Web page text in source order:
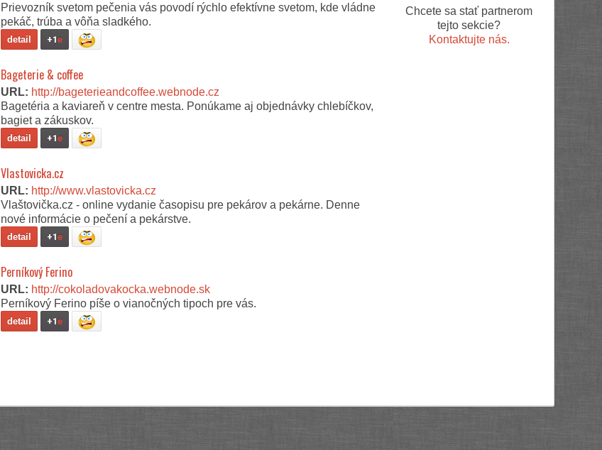
Prievozník svetom pečenia vás povodí rýchlo efektívne svetom, kde vládne
pekáč, trúba a vôňa sladkého.
detail +1e
Bageterie & coffee
URL: http://bageterieandcoffee.webnode.cz
Bagetéria a kaviareň v centre mesta. Ponúkame aj objednávky chlebíčkov,
bagiet a zákuskov.
detail +1e
Vlastovicka.cz
URL: http://www.vlastovicka.cz
Vlaštovička.cz - online vydanie časopisu pre pekárov a pekárne. Denne
nové informácie o pečení a pekárstve.
detail +1e
Perníkový Ferino
URL: http://cokoladovakocka.webnode.sk
Perníkový Ferino píše o vianočných tipoch pre vás.
detail +1e
Chcete sa stať partnerom
tejto sekcie?
Kontaktujte nás.